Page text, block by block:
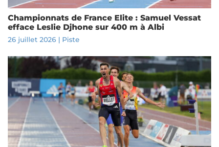
Championnats de France Elite : Samuel Vessat
efface Leslie Djhone sur 400 m à Albi
26 juillet 2026| Piste